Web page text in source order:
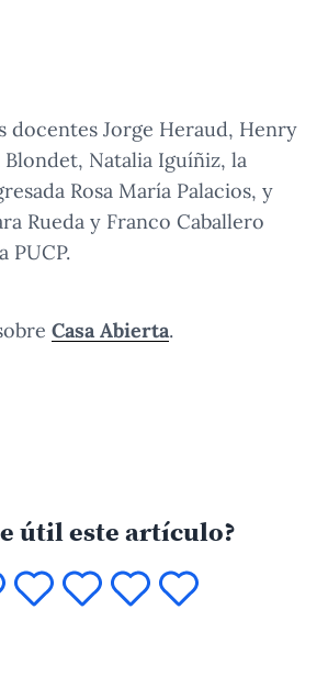
docentes Jorge Heraud, Henry
Blondet, Natalia Iguíñiz, la
Rosa María Palacios, y
Rueda y Franco Caballero
PUCP.
Casa Abierta.
útil este artículo?